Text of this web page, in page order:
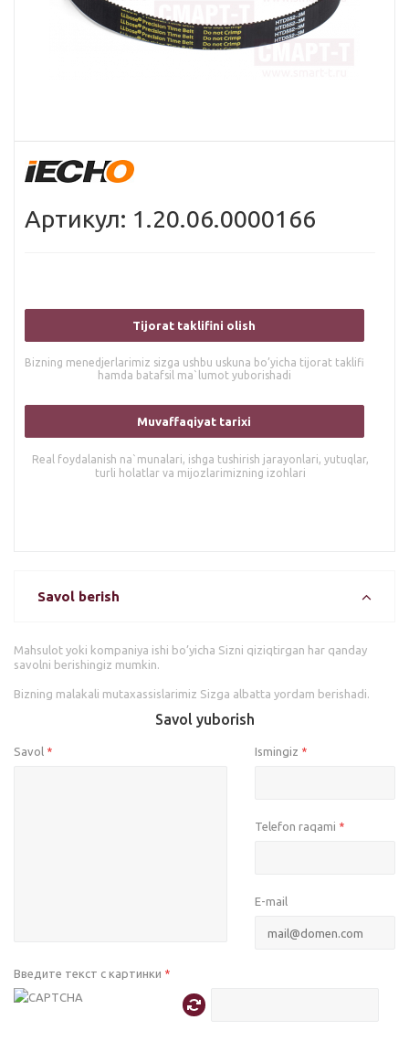
Артикул: 1.20.06.0000166
Tijorat taklifini olish
Bizning menedjerlarimiz sizga ushbu uskuna bo’yicha tijorat taklifi
hamda batafsil ma`lumot yuborishadi
Muvaffaqiyat tarixi
Real foydalanish na`munalari, ishga tushirish jarayonlari, yutuqlar,
turli holatlar va mijozlarimizning izohlari
Savol berish
Mahsulot yoki kompaniya ishi bo’yicha Sizni qiziqtirgan har qanday
savolni berishingiz mumkin.
Bizning malakali mutaxassislarimiz Sizga albatta yordam berishadi.
Savol yuborish
Savol * Ismingiz *
Telefon raqami *
E-mail
Введите текст с картинки *